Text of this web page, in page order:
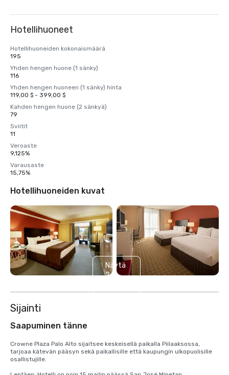
Hotellihuoneet
Hotellihuoneiden kokonaismäärä
195
Yhden hengen huone (1 sänky)
116
Yhden hengen huoneen (1 sänky) hinta
119,00 $ - 399,00 $
Kahden hengen huone (2 sänkyä)
79
Sviitit
11
Veroaste
9,125%
Varausaste
15,75%
Hotellihuoneiden kuvat
Näytä
2
Sijainti
Saapuminen tänne
Crowne Plaza Palo Alto sijaitsee keskeisellä paikalla Piilaaksossa,
tarjoaa kätevän pääsyn sekä paikallisille että kaupungin ulkopuolisille
osallistujille.